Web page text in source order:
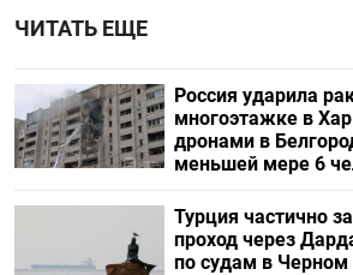
ЧИТАТЬ ЕЩЕ
Россия ударила
многоэтажке в
дронами в
меньшей мере 6
Турция частично
проход через
по судам в